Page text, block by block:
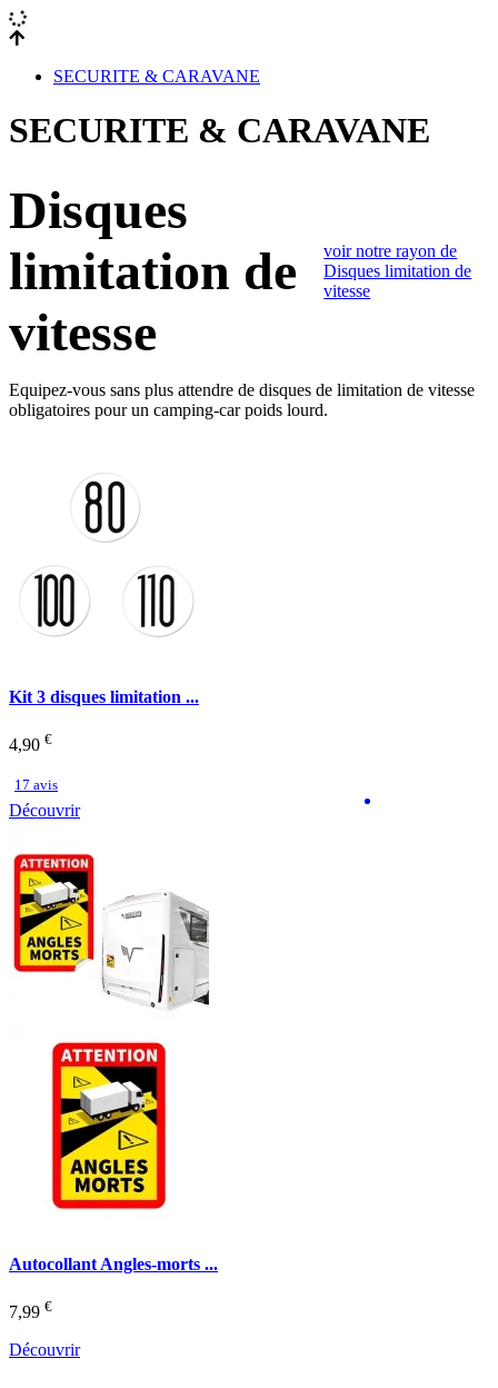
SECURITE & CARAVANE
SECURITE & CARAVANE
Disques
limitation de
vitesse
voir notre rayon de
Disques limitation de
vitesse
Equipez-vous sans plus attendre de disques de limitation de vitesse
obligatoires pour un camping-car poids lourd.
Kit 3 disques limitation ...
4,90 €
17 avis
Découvrir
Autocollant Angles-morts ...
7,99 €
Découvrir